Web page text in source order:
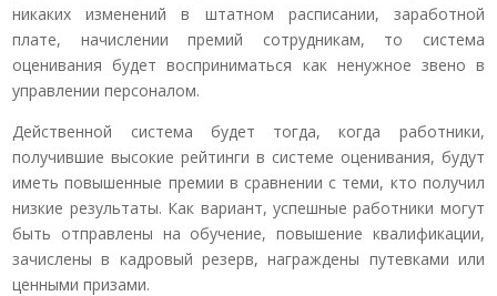
никаких изменений в штатном расписании, заработной
плате, начислении премий сотрудникам, то система
оценивания будет восприниматься как ненужное звено в
управлении персоналом.
Действенной система будет тогда, когда работники,
получившие высокие рейтинги в системе оценивания, будут
иметь повышенные премии в сравнении с теми, кто получил
низкие результаты. Как вариант, успешные работники могут
быть отправлены на обучение, повышение квалификации,
зачислены в кадровый резерв, награждены путевками или
ценными призами.